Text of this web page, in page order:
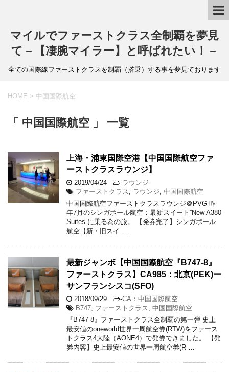
マイルでファーストクラス全制覇を夢見
て－【凄腕マイラー】と呼ばれたい！－
全ての国際線ファーストクラスを制覇（搭乗）する事を夢見ております
HOME > 中国国際航空
「 中国国際航空 」 一覧
上海・浦東国際空港【中国国際航空ファ
ーストクラスラウンジ】
2019/04/24 -ラウンジ
ファーストクラス
ラウンジ 中国国際航空
中国国際航空ファーストクラスラウンジ＠PVG 昨
年7月のシンガポール航空：最新スイート”New A380
Suites”に乗る為の旅。 【発券完了】シンガポール
航空【新・旧スイ …
最新ジャンボ【中国国際航空『B747-8』
ファーストクラス】CA985：北京(PEK)ー
サンフランシスコ(SFO)
2018/09/29 -CA：中国国際航空
B747 ファーストクラス
中国国際航空
『B747-8』ファーストクラス全制覇の第一弾 史上
最安値のoneworld世界一周航空券(RTW)をファース
トクラス4大陸（AONE4）で発券できました。 【発
券内容】史上最安値の世界一周航空券(R …